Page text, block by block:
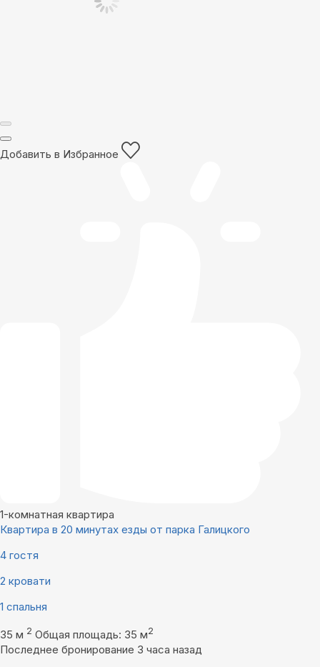
Добавить в Избранное
1-комнатная квартира
Квартира в 20 минутах езды от парка Галицкого
4 гостя
2 кровати
1 спальня
35 м 2 Общая площадь: 35 м2
Последнее бронирование 3 часа назад